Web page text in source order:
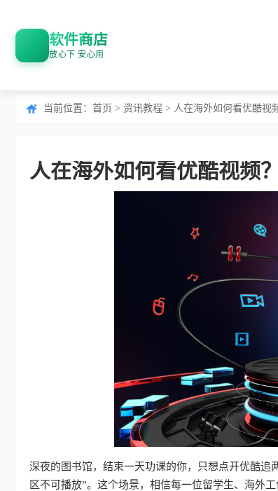
软件商店
放心下 安心用
当前位置： 首页 > 资讯教程 > 人在海外如何看优酷视
人在海外如何看优酷视频
深夜的图书馆，结束一天功课的你，只想点开优酷
区不可播放”。这个场景，相信每一位留学生、海外